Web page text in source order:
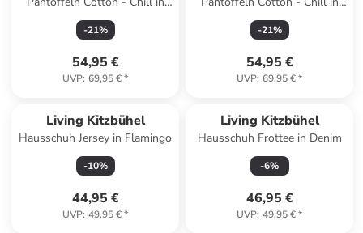
Sand
-21%
54,95 €
UVP: 69,95 €*
Mulberry
-21%
54,95 €
UVP: 69,95 €*
Living Kitzbühel
Hausschuh Jersey in Flamingo
-10%
44,95 €
UVP: 49,95 €*
Living Kitzbühel
Hausschuh Frottee in Denim
-6%
46,95 €
UVP: 49,95 €*